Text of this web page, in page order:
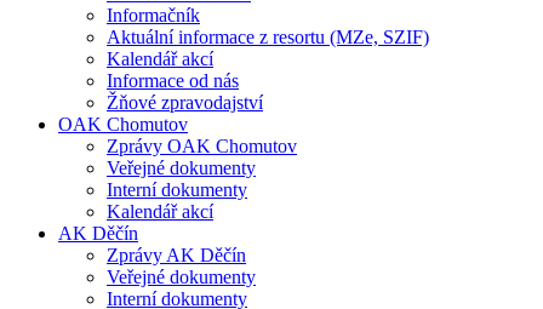
Informačník
Aktuální informace z resortu (MZe, SZIF)
Kalendář akcí
Informace od nás
Žňové zpravodajství
OAK Chomutov
Zprávy OAK Chomutov
Veřejné dokumenty
Interní dokumenty
Kalendář akcí
AK Děčín
Zprávy AK Děčín
Veřejné dokumenty
Interní dokumenty